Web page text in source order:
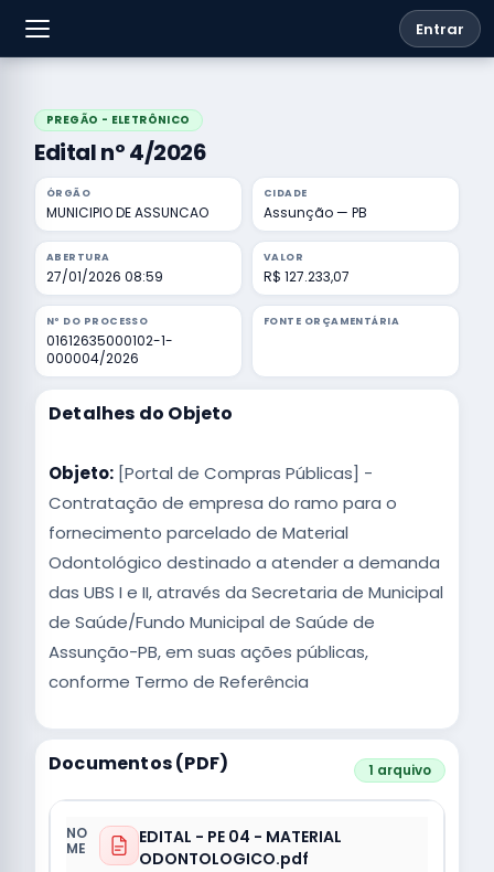
Entrar
PREGÃO - ELETRÔNICO
Edital nº 4/2026
ÓRGÃO
MUNICIPIO DE ASSUNCAO
CIDADE
Assunção — PB
ABERTURA
27/01/2026 08:59
VALOR
R$ 127.233,07
Nº DO PROCESSO
01612635000102-1-
000004/2026
FONTE ORÇAMENTÁRIA
Detalhes do Objeto
Objeto: [Portal de Compras Públicas] -
Contratação de empresa do ramo para o
fornecimento parcelado de Material
Odontológico destinado a atender a demanda
das UBS I e II, através da Secretaria de Municipal
de Saúde/Fundo Municipal de Saúde de
Assunção-PB, em suas ações públicas,
conforme Termo de Referência
Documentos (PDF) 1 arquivo
EDITAL - PE 04 - MATERIAL
ODONTOLOGICO.pdf